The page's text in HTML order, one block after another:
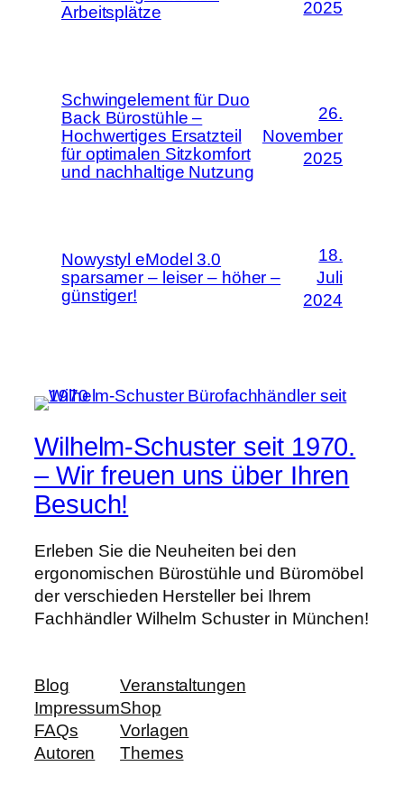
Arbeitsplätze
2025
Schwingelement für Duo
Back Bürostühle –
Hochwertiges Ersatzteil
für optimalen Sitzkomfort
und nachhaltige Nutzung
26.
November
2025
Nowystyl eModel 3.0
sparsamer – leiser – höher –
günstiger!
18.
Juli
2024
Wilhelm-Schuster seit 1970.
– Wir freuen uns über Ihren
Besuch!
Erleben Sie die Neuheiten bei den
ergonomischen Bürostühle und Büromöbel
der verschieden Hersteller bei Ihrem
Fachhändler Wilhelm Schuster in München!
Blog
Impressum
FAQs
Autoren
Veranstaltungen
Shop
Vorlagen
Themes